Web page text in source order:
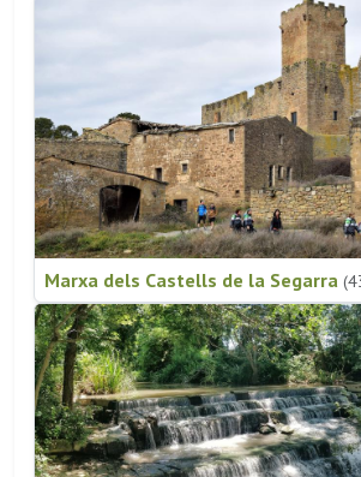
Marxa dels Castells de la Segarra